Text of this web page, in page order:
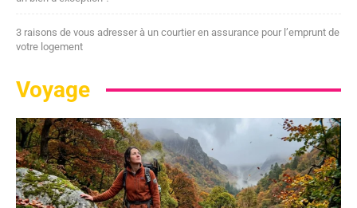
3 raisons de vous adresser à un courtier en assurance pour l’emprunt de
votre logement
Voyage